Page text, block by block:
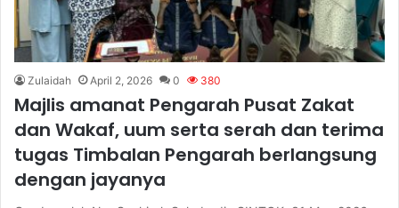
Zulaidah April 2, 2026 0 380
Majlis amanat Pengarah Pusat Zakat
dan Wakaf, uum serta serah dan terima
tugas Timbalan Pengarah berlangsung
dengan jayanya